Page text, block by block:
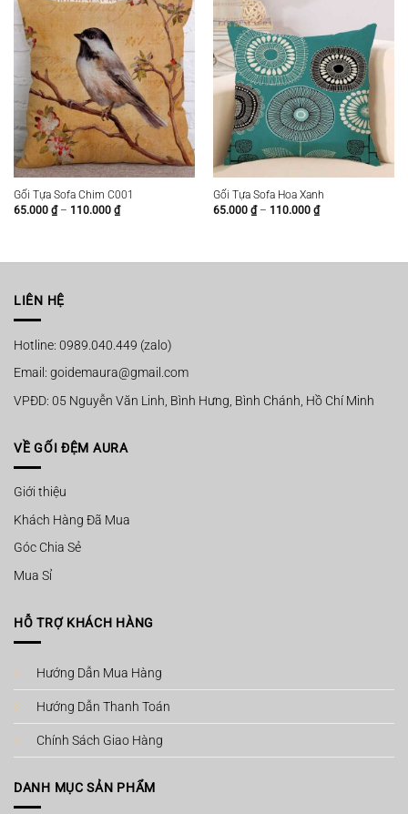
Gối Tựa Sofa Chim C001
65.000 ₫ – 110.000 ₫Khoảng
110.000 ₫
Gối Tựa Sofa Hoa Xanh
65.000 ₫ – 110.000 ₫Khoảng
110.000 ₫
LIÊN HỆ
Hotline: 0989.040.449 (zalo)
Email: goidemaura@gmail.com
VPĐD: 05 Nguyễn Văn Linh, Bình Hưng, Bình Chánh, Hồ Chí Minh
VỀ GỐI ĐỆM AURA
Giới thiệu
Khách Hàng Đã Mua
Góc Chia Sẻ
Mua Sỉ
HỖ TRỢ KHÁCH HÀNG
Hướng Dẫn Mua Hàng
Hướng Dẫn Thanh Toán
Chính Sách Giao Hàng
DANH MỤC SẢN PHẨM